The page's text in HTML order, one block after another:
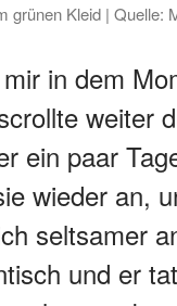
grünen Kleid | Quelle:
in dem
weiter
ein paar
wieder an,
seltsamer
und er